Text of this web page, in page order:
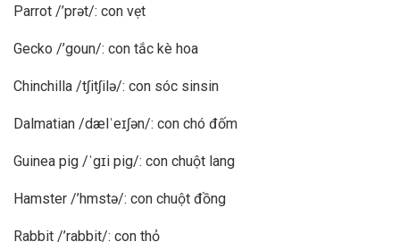
Parrot /’prət/: con vẹt
Gecko /’goun/: con tắc kè hoa
Chinchilla /tʃitʃilə/: con sóc sinsin
Dalmatian /dælˈeɪʃən/: con chó đốm
Guinea pig /ˈgɪi pig/: con chuột lang
Hamster /’hmstə/: con chuột đồng
Rabbit /’rabbit/: con thỏ